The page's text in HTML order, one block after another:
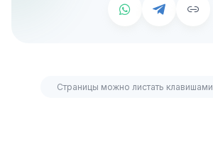
Страницы можно листать клавишами